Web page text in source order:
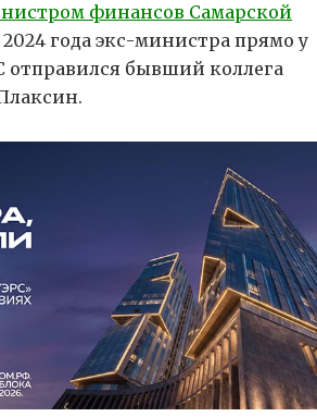
финансов Самарской
года экс-министра прямо у
отправился бывший коллега